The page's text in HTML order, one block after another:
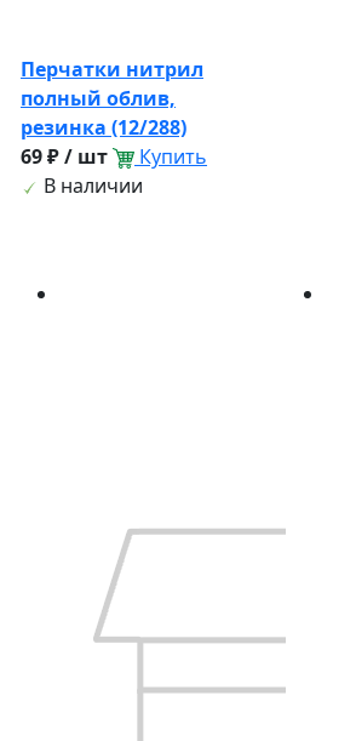
Перчатки нитрил
полный облив,
резинка (12/288)
69 ₽ / шт
Купить
В наличии